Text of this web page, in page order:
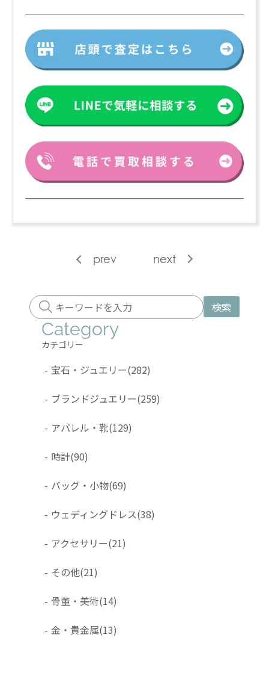
prev next
検索
Category
カテゴリー
- 宝石・ジュエリー(282)
- ブランドジュエリー(259)
- アパレル・靴(129)
- 時計(90)
- バッグ・小物(69)
- ウェディングドレス(38)
- アクセサリー(21)
- その他(21)
- 骨董・美術(14)
- 金・貴金属(13)